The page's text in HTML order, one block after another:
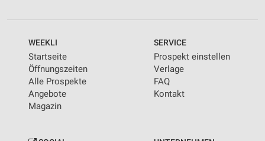
WEEKLI
Startseite
Öffnungszeiten
Alle Prospekte
Angebote
Magazin
SERVICE
Prospekt einstellen
Verlage
FAQ
Kontakt